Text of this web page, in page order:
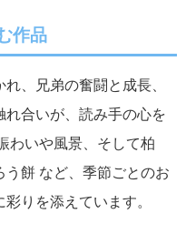
作品
、兄弟の奮闘と成長、
れ合いが、読み手の心を
わいや風景、そして柏
餅 など、季節ごとのお
りを添えています。